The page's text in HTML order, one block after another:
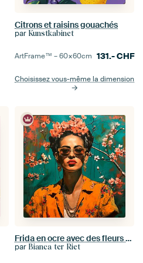
Citrons et raisins gouachés
par Kunstkabinet
ArtFrame™ –60×60cm 131.-CHF
Choisissez vous-même la dimension
Frida en ocre avec des fleurs de cerisier roses
par Bianca ter Riet